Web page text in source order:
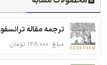
ترجمه مقاله
مبلغ: ۱۲۸,۰۰۰ تومان